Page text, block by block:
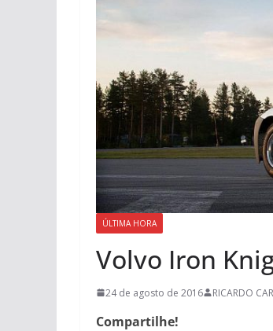
ÚLTIMA HORA
Volvo Iron
24 de agosto de 2016 RICARDO
Compartilhe!